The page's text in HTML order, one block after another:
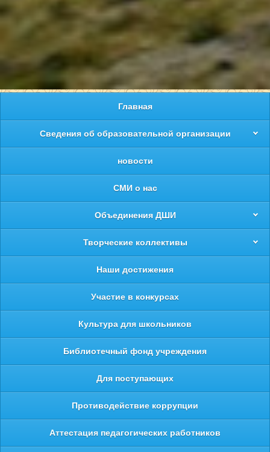
Главная
Сведения об образовательной организации
новости
СМИ о нас
Объединения ДШИ
Творческие коллективы
Наши достижения
Участие в конкурсах
Культура для школьников
Библиотечный фонд учреждения
Для поступающих
Противодействие коррупции
Аттестация педагогических работников